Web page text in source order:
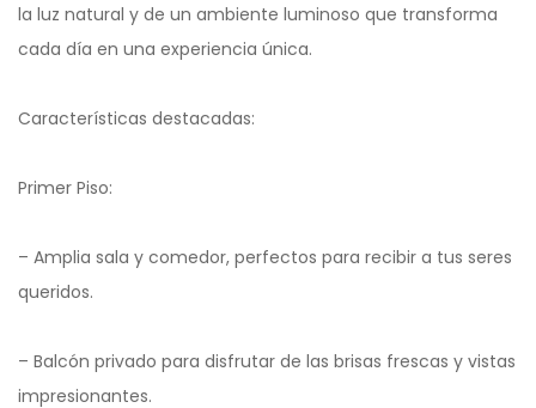
la luz natural y de un ambiente luminoso que transforma
cada día en una experiencia única.
Características destacadas:
Primer Piso:
– Amplia sala y comedor, perfectos para recibir a tus seres
queridos.
– Balcón privado para disfrutar de las brisas frescas y vistas
impresionantes.